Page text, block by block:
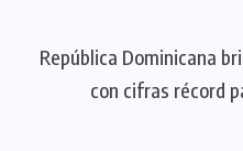
República Dominicana
con cifras récord